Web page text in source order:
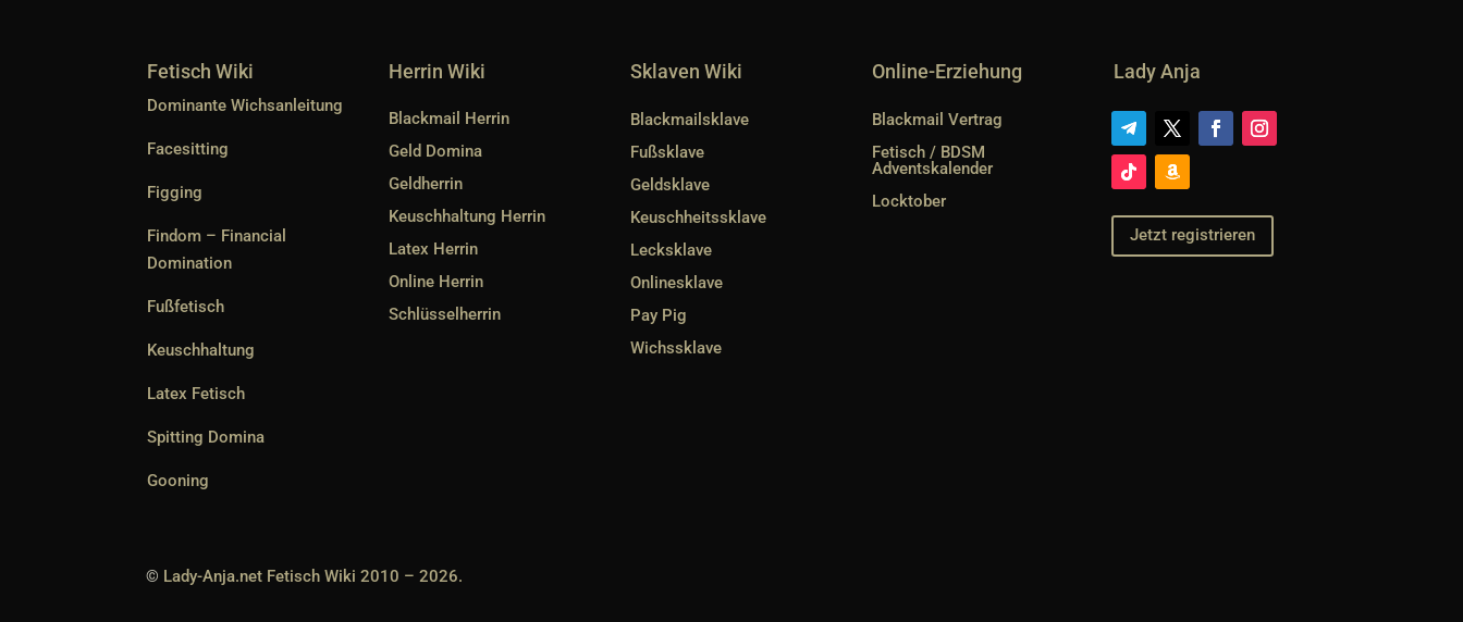
Fetisch Wiki
Dominante Wichsanleitung
Facesitting
Figging
Findom – Financial
Domination
Fußfetisch
Keuschhaltung
Latex Fetisch
Spitting Domina
Gooning
Herrin Wiki
Blackmail Herrin
Geld Domina
Geldherrin
Keuschhaltung Herrin
Latex Herrin
Online Herrin
Schlüsselherrin
Sklaven Wiki
Blackmailsklave
Fußsklave
Geldsklave
Keuschheitssklave
Lecksklave
Onlinesklave
Pay Pig
Wichssklave
Online-Erziehung
Blackmail Vertrag
Fetisch / BDSM
Adventskalender
Locktober
Lady Anja
Jetzt registrieren
© Lady-Anja.net Fetisch Wiki 2010 – 2026.